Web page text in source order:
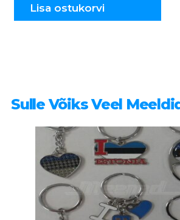
Lisa ostukorvi
Sulle Võiks Veel